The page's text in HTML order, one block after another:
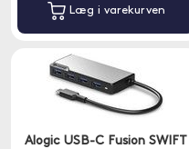
Læg i varekurven
Alogic USB-C Fusion SWIFT